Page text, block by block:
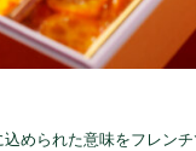
められた意味をフレン